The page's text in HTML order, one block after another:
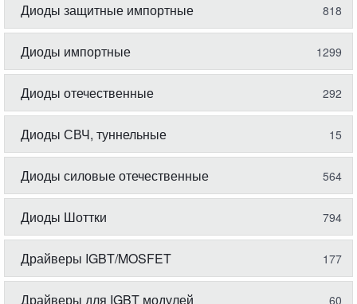
Диоды защитные импортные 818
Диоды импортные 1299
Диоды отечественные 292
Диоды СВЧ, туннельные 15
Диоды силовые отечественные 564
Диоды Шоттки 794
Драйверы IGBT/MOSFET 177
Драйверы для IGBT модулей 60